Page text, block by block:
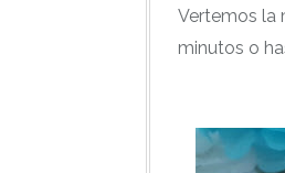
Vertemos la
minutos o